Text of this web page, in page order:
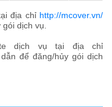
địa chỉ http://mcover.vn/
dịch vụ.
dịch vụ tại địa chỉ
để đăng/hủy gói dịch